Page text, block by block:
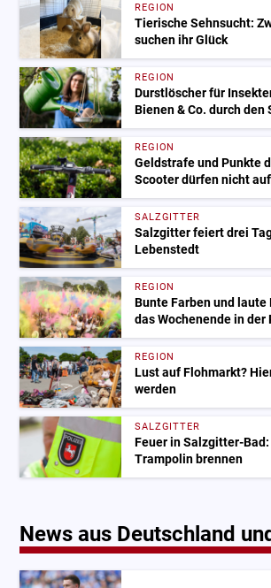
REGION
Tierische Sehnsucht:
suchen ihr Glück
REGION
Durstlöscher für
Bienen & Co. durch den
REGION
Geldstrafe und Punkte
Scooter dürfen nicht
SALZGITTER
Salzgitter feiert drei
Lebenstedt
REGION
Bunte Farben und laute
das Wochenende in der
REGION
Lust auf Flohmarkt?
werden
SALZGITTER
Feuer in Salzgitter-
Trampolin brennen
News aus Deutschland